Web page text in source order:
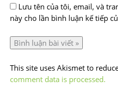
Lưu tên của tôi, email, và
này cho lần bình luận kế tiếp
This site uses Akismet to
comment data is processed.